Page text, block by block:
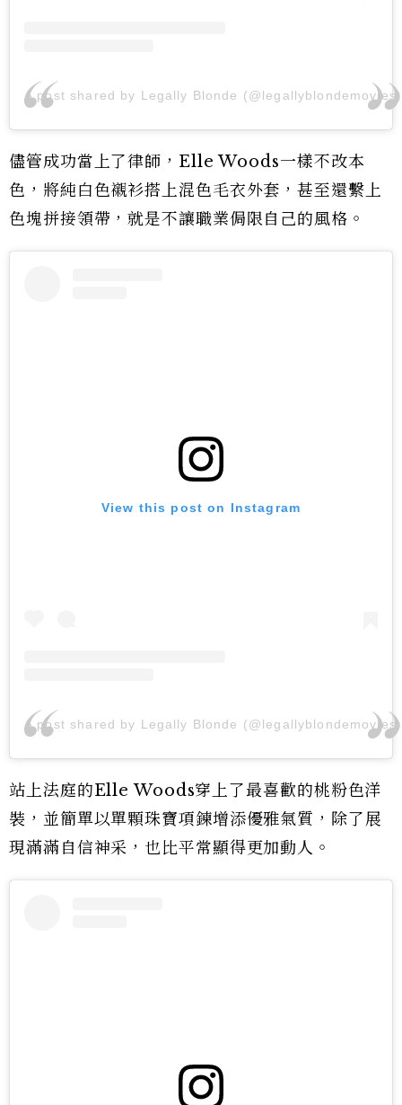
A post shared by Legally Blonde (@legallyblondemovies)
儘管成功當上了律師，Elle Woods一樣不改本
色，將純白色襯衫搭上混色毛衣外套，甚至還繫上
色塊拼接領帶，就是不讓職業侷限自己的風格。
View this post on Instagram
A post shared by Legally Blonde (@legallyblondemovies)
站上法庭的Elle Woods穿上了最喜歡的桃粉色洋
裝，並簡單以單顆珠寶項鍊增添優雅氣質，除了展
現滿滿自信神采，也比平常顯得更加動人。